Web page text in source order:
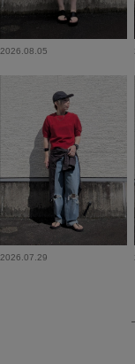
2026.08.05
2026.07.29